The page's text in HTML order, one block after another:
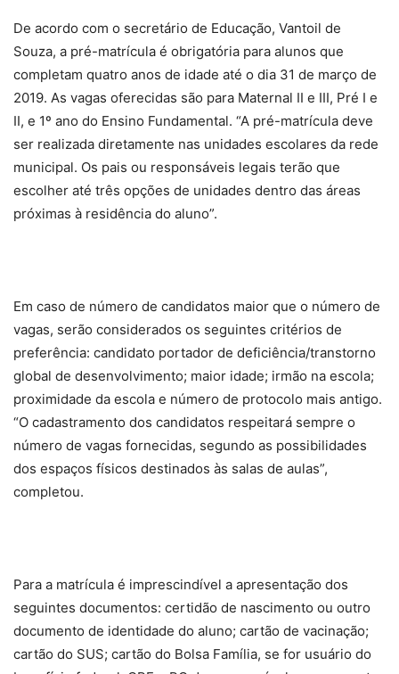
De acordo com o secretário de Educação, Vantoil de
Souza, a pré-matrícula é obrigatória para alunos que
completam quatro anos de idade até o dia 31 de março de
2019. As vagas oferecidas são para Maternal II e III, Pré I e
II, e 1º ano do Ensino Fundamental. “A pré-matrícula deve
ser realizada diretamente nas unidades escolares da rede
municipal. Os pais ou responsáveis legais terão que
escolher até três opções de unidades dentro das áreas
próximas à residência do aluno”.
Em caso de número de candidatos maior que o número de
vagas, serão considerados os seguintes critérios de
preferência: candidato portador de deficiência/transtorno
global de desenvolvimento; maior idade; irmão na escola;
proximidade da escola e número de protocolo mais antigo.
“O cadastramento dos candidatos respeitará sempre o
número de vagas fornecidas, segundo as possibilidades
dos espaços físicos destinados às salas de aulas”,
completou.
Para a matrícula é imprescindível a apresentação dos
seguintes documentos: certidão de nascimento ou outro
documento de identidade do aluno; cartão de vacinação;
cartão do SUS; cartão do Bolsa Família, se for usuário do